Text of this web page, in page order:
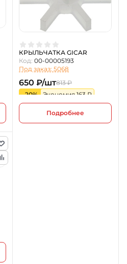
КРЫЛЬЧАТКА GICAR
Код: 00-00005193
Под заказ: 5068
650 ₽/шт813 ₽
-20%
Экономия 163 ₽
Подробнее